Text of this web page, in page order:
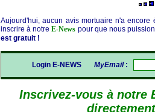
Aujourd'hui, aucun avis mortuaire n'a
inscrire à notreE-News pour que nous
est gratuit !
Login E-NEWS MyEmail:
Inscrivez-vous à notre